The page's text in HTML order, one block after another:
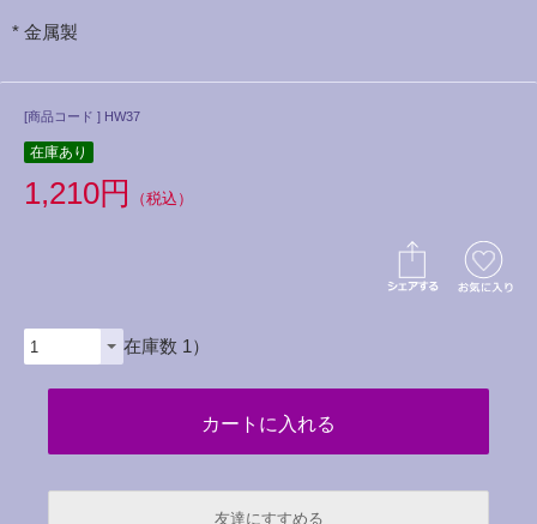
* 金属製
[商品コード ] HW37
在庫あり
1,210円 （税込）
（在庫数 1）
友達にすすめる